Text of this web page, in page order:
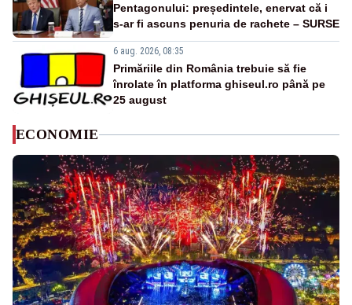
Pentagonului: președintele, enervat că i
s-ar fi ascuns penuria de rachete – SURSE
6 aug. 2026, 08:35
Primăriile din România trebuie să fie
înrolate în platforma ghiseul.ro până pe
25 august
ECONOMIE